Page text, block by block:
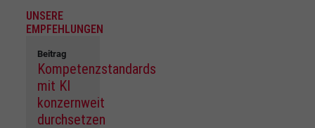
UNSERE
EMPFEHLUNGEN
Beitrag
Kompetenzstandards
mit KI
konzernweit
durchsetzen